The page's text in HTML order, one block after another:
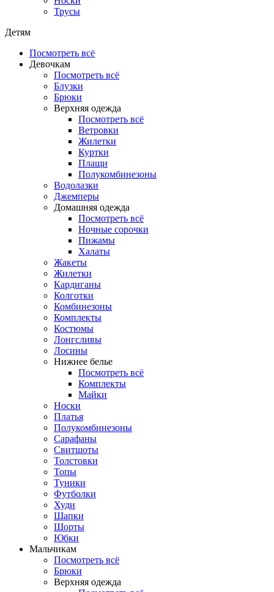
Трусы
Детям
Посмотреть всё
Девочкам
Посмотреть всё
Блузки
Брюки
Верхняя одежда
Посмотреть всё
Ветровки
Жилетки
Куртки
Плащи
Полукомбинезоны
Водолазки
Джемперы
Домашняя одежда
Посмотреть всё
Ночные сорочки
Пижамы
Халаты
Жакеты
Жилетки
Кардиганы
Колготки
Комбинезоны
Комплекты
Костюмы
Лонгсливы
Лосины
Нижнее белье
Посмотреть всё
Комплекты
Майки
Носки
Платья
Полукомбинезоны
Сарафаны
Свитшоты
Толстовки
Топы
Туники
Футболки
Худи
Шапки
Шорты
Юбки
Мальчикам
Посмотреть всё
Брюки
Верхняя одежда